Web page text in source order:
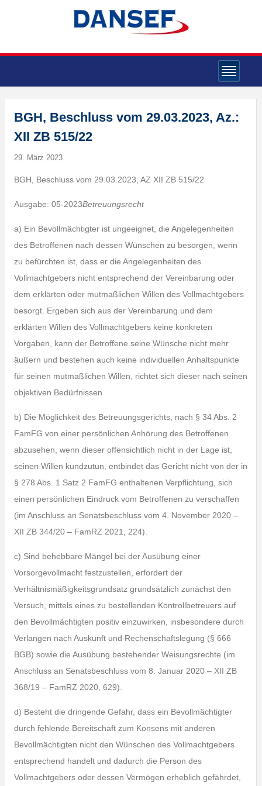
BGH, Beschluss vom 29.03.2023, Az.:
XII ZB 515/22
29. März 2023
BGH, Beschluss vom 29.03.2023, AZ XII ZB 515/22
Ausgabe: 05-2023Betreuungsrecht
a) Ein Bevollmächtigter ist ungeeignet, die Angelegenheiten
des Betroffenen nach dessen Wünschen zu besorgen, wenn
zu befürchten ist, dass er die Angelegenheiten des
Vollmachtgebers nicht entsprechend der Vereinbarung oder
dem erklärten oder mutmaßlichen Willen des Vollmachtgebers
besorgt. Ergeben sich aus der Vereinbarung und dem
erklärten Willen des Vollmachtgebers keine konkreten
Vorgaben, kann der Betroffene seine Wünsche nicht mehr
äußern und bestehen auch keine individuellen Anhaltspunkte
für seinen mutmaßlichen Willen, richtet sich dieser nach seinen
objektiven Bedürfnissen.
b) Die Möglichkeit des Betreuungsgerichts, nach § 34 Abs. 2
FamFG von einer persönlichen Anhörung des Betroffenen
abzusehen, wenn dieser offensichtlich nicht in der Lage ist,
seinen Willen kundzutun, entbindet das Gericht nicht von der in
§ 278 Abs. 1 Satz 2 FamFG enthaltenen Verpflichtung, sich
einen persönlichen Eindruck vom Betroffenen zu verschaffen
(im Anschluss an Senatsbeschluss vom 4. November 2020 –
XII ZB 344/20 – FamRZ 2021, 224).
c) Sind behebbare Mängel bei der Ausübung einer
Vorsorgevollmacht festzustellen, erfordert der
Verhältnismäßigkeitsgrundsatz grundsätzlich zunächst den
Versuch, mittels eines zu bestellenden Kontrollbetreuers auf
den Bevollmächtigten positiv einzuwirken, insbesondere durch
Verlangen nach Auskunft und Rechenschaftslegung (§ 666
BGB) sowie die Ausübung bestehender Weisungsrechte (im
Anschluss an Senatsbeschluss vom 8. Januar 2020 – XII ZB
368/19 – FamRZ 2020, 629).
d) Besteht die dringende Gefahr, dass ein Bevollmächtigter
durch fehlende Bereitschaft zum Konsens mit anderen
Bevollmächtigten nicht den Wünschen des Vollmachtgebers
entsprechend handelt und dadurch die Person des
Vollmachtgebers oder dessen Vermögen erheblich gefährdet,